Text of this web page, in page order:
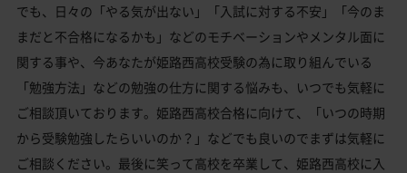
でも、日々の「やる気が出ない」「入試に対する不安」「今のま
まだと不合格になるかも」などのモチベーションやメンタル面に
関する事や、今あなたが姫路西高校受験の為に取り組んでいる
「勉強方法」などの勉強の仕方に関する悩みも、いつでも気軽に
ご相談頂いております。姫路西高校合格に向けて、「いつの時期
から受験勉強したらいいのか？」などでも良いのでまずは気軽に
ご相談ください。最後に笑って高校を卒業して、姫路西高校に入